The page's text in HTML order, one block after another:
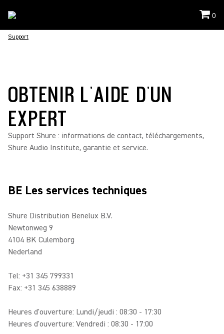
0
Support
OBTENIR L'AIDE D'UN
EXPERT
Support Shure : informations de contact, téléchargements,
Shure Audio Institute, garantie et service.
BE Les services techniques
Shure Distribution Benelux B.V.
Newtonweg 9
4104 BK Culemborg
Nederland
Tel: +31 345 799331
Fax: +31 345 638889
Heures d'ouverture: Lundi/jeudi : 08:30 - 17:30
Heures d'ouverture: Vendredi : 08:30 - 17:00